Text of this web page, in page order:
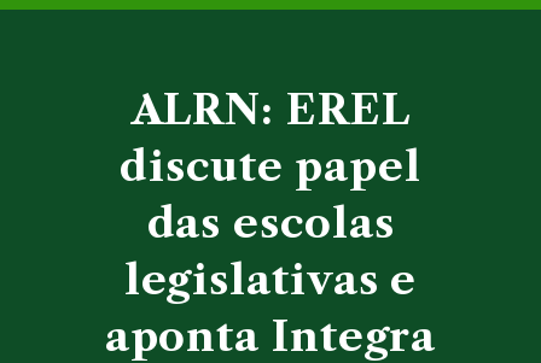
ALRN: EREL
discute papel
das escolas
legislativas e
aponta Integra